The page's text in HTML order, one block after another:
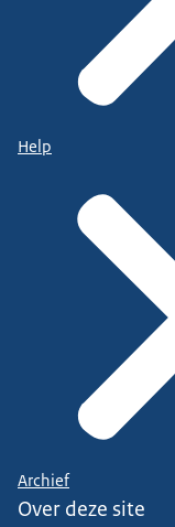
Help
Archief
Over deze site